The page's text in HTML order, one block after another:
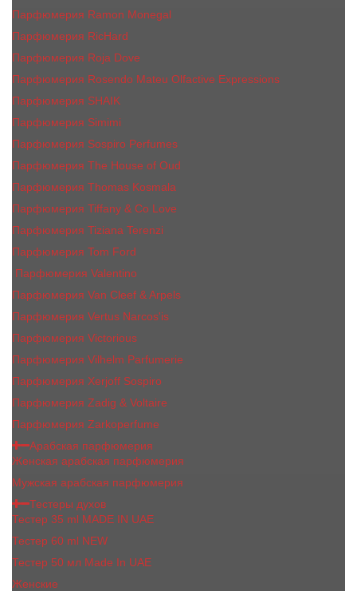
Парфюмерия Ramon Monegal
Парфюмерия RicHard
Парфюмерия Roja Dove
Парфюмерия Rosendo Mateu Olfactive Expressions
Парфюмерия SHAIK
Парфюмерия Simimi
Парфюмерия Sospiro Perfumes
Парфюмерия The House of Oud
Парфюмерия Thomas Kosmala
Парфюмерия Tiffany & Co Love
Парфюмерия Tiziana Terenzi
Парфюмерия Tom Ford
Парфюмерия Valentino
Парфюмерия Van Cleef & Arpels
Парфюмерия Vertus Narcos'is
Парфюмерия Victorious
Парфюмерия Vilhelm Parfumerie
Парфюмерия Xerjoff Sospiro
Парфюмерия Zadig & Voltaire
Парфюмерия Zarkoperfume
Арабская парфюмерия
Женская арабская парфюмерия
Мужская арабская парфюмерия
Тестеры духов
Тестер 35 ml MADE IN UAE
Тестер 60 ml NEW
Тестер 50 мл Made In UAE
Женские